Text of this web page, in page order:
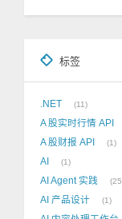
标签
.NET 11
A 股实时行情 API
A 股财报 API 1
AI 1
AI Agent 实践 25
AI 产品设计 1